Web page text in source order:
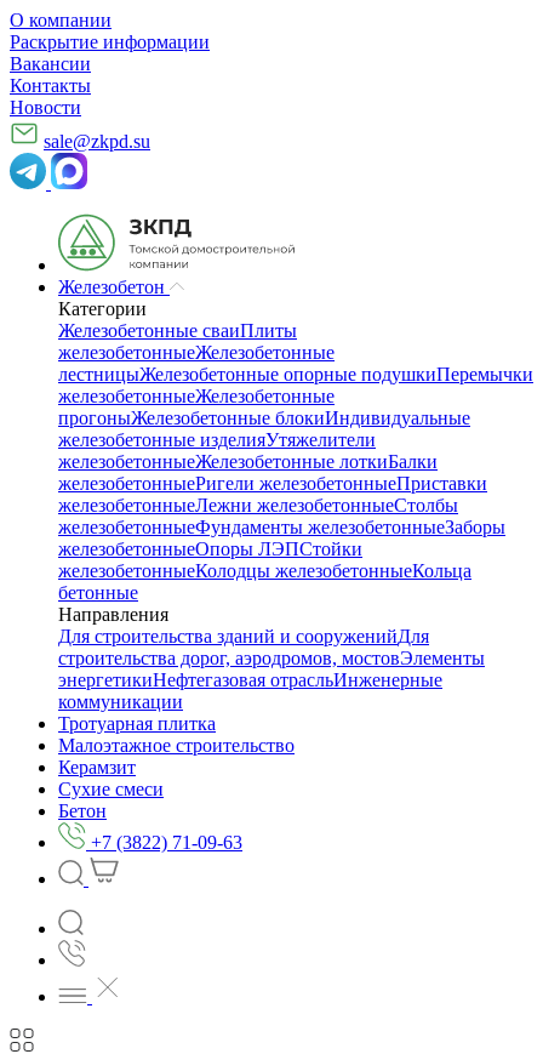
О компании
Раскрытие информации
Вакансии
Контакты
Новости
sale@zkpd.su
Железобетон
Категории
Железобетонные сваиПлиты
железобетонныеЖелезобетонные
лестницыЖелезобетонные опорные подушкиПеремычки
железобетонныеЖелезобетонные
прогоныЖелезобетонные блокиИндивидуальные
железобетонные изделияУтяжелители
железобетонныеЖелезобетонные лоткиБалки
железобетонныеРигели железобетонныеПриставки
железобетонныеЛежни железобетонныеСтолбы
железобетонныеФундаменты железобетонныеЗаборы
железобетонныеОпоры ЛЭПСтойки
железобетонныеКолодцы железобетонныеКольца
бетонные
Направления
Для строительства зданий и сооруженийДля
строительства дорог, аэродромов, мостовЭлементы
энергетикиНефтегазовая отрасльИнженерные
коммуникации
Тротуарная плитка
Малоэтажное строительство
Керамзит
Сухие смеси
Бетон
+7 (3822) 71-09-63